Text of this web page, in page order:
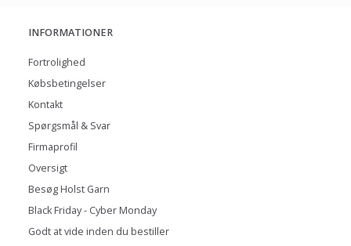
INFORMATIONER
Fortrolighed
Købsbetingelser
Kontakt
Spørgsmål & Svar
Firmaprofil
Oversigt
Besøg Holst Garn
Black Friday - Cyber Monday
Godt at vide inden du bestiller